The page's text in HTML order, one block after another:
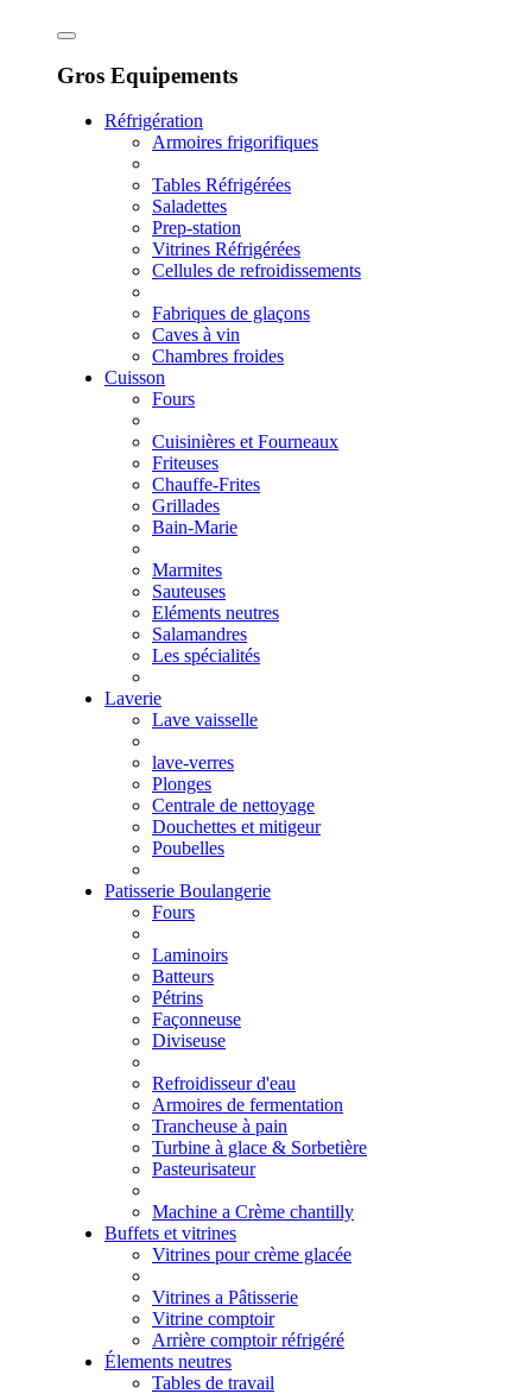
Gros Equipements
Réfrigération
Armoires frigorifiques
Tables Réfrigérées
Saladettes
Prep-station
Vitrines Réfrigérées
Cellules de refroidissements
Fabriques de glaçons
Caves à vin
Chambres froides
Cuisson
Fours
Cuisinières et Fourneaux
Friteuses
Chauffe-Frites
Grillades
Bain-Marie
Marmites
Sauteuses
Eléments neutres
Salamandres
Les spécialités
Laverie
Lave vaisselle
lave-verres
Plonges
Centrale de nettoyage
Douchettes et mitigeur
Poubelles
Patisserie Boulangerie
Fours
Laminoirs
Batteurs
Pétrins
Façonneuse
Diviseuse
Refroidisseur d'eau
Armoires de fermentation
Trancheuse à pain
Turbine à glace & Sorbetière
Pasteurisateur
Machine a Crème chantilly
Buffets et vitrines
Vitrines pour crème glacée
Vitrines a Pâtisserie
Vitrine comptoir
Arrière comptoir réfrigéré
Élements neutres
Tables de travail